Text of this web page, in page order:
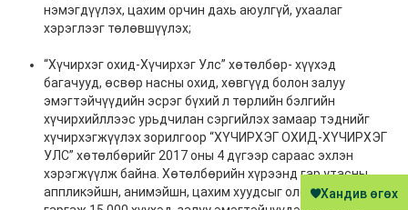
Хандив өгөх
нэмэгдүүлэх, цахим орчин дахь аюулгүй, ухаалаг
хэрэглээг төлөвшүүлэх;
“Хүчирхэг охид-Хүчирхэг Улс” хөтөлбөр- хүүхэд
багачууд, өсвөр насны охид, хөвгүүд болон залуу
эмэгтэйчүүдийн эсрэг бүхий л төрлийн бэлгийн
хүчирхийллээс урьдчилан сэргийлэх замаар тэднийг
хүчирхэгжүүлэх зорилгоор “ХҮЧИРХЭГ ОХИД-ХҮЧИРХЭГ
УЛС” хөтөлбөрийг 2017 оны 4 дүгээр сараас эхлэн
хэрэгжүүлж байна. Хөтөлбөрийн хүрээнд гар утасны
аппликэйшн, анимэйшн, цахим хуудсыг олон нийтэд